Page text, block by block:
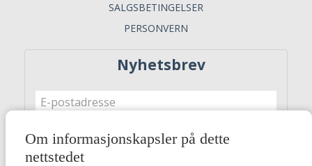
SALGSBETINGELSER
PERSONVERN
Nyhetsbrev
Meld meg på
Om informasjonskapsler på dette
nettstedet